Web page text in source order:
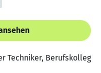
Techniker, Berufskolleg